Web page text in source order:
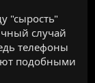
"сырость"
случай
телефоны
подобными